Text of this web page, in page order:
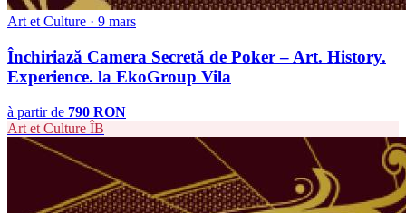
Art et Culture · 9 mars
Închiriază Camera Secretă de Poker – Art. History.
Experience. la EkoGroup Vila
à partir de 790 RON
Art et Culture ÎB